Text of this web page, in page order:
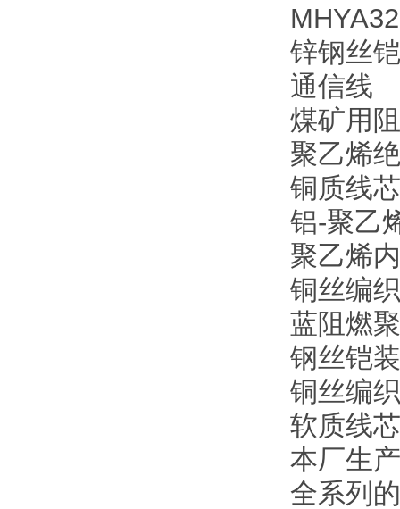
锌钢丝
通信线
煤矿用
聚乙
铜质
铝-聚
聚乙烯
铜丝编
蓝阻燃
钢丝铠
铜丝
软质线
本厂生
全系列